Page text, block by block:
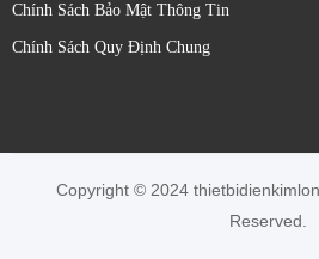
Chính Sách Bảo Mật Thông Tin
Chính Sách Quy Định Chung
Copyright © 2024
Reserved.